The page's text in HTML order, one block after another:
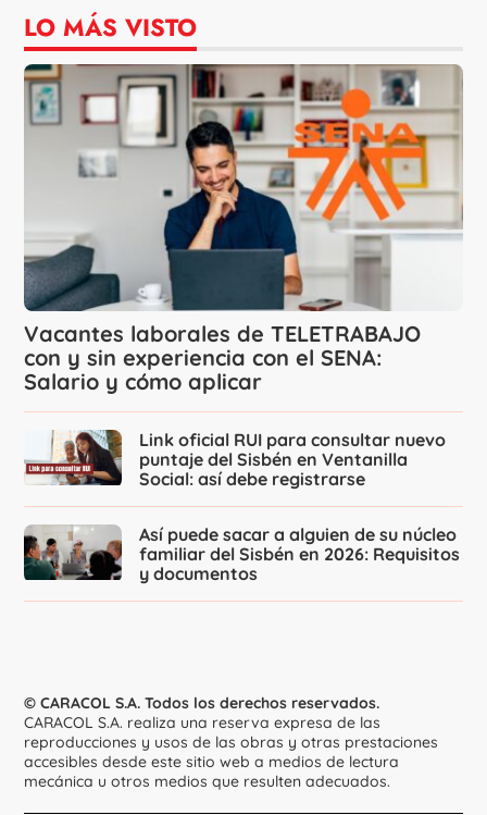
LO MÁS VISTO
Vacantes laborales de TELETRABAJO
con y sin experiencia con el SENA:
Salario y cómo aplicar
Link oficial RUI para consultar nuevo
puntaje del Sisbén en Ventanilla
Social: así debe registrarse
Así puede sacar a alguien de su núcleo
familiar del Sisbén en 2026: Requisitos
y documentos
© CARACOL S.A. Todos los derechos reservados.
CARACOL S.A. realiza una reserva expresa de las
reproducciones y usos de las obras y otras prestaciones
accesibles desde este sitio web a medios de lectura
mecánica u otros medios que resulten adecuados.